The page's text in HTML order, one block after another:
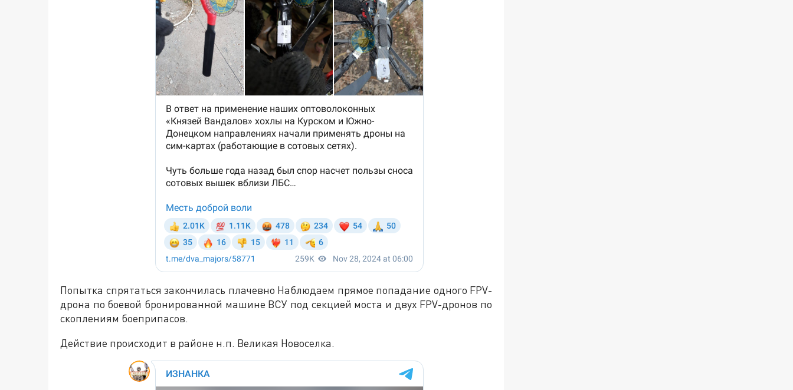
Попытка спрятаться закончилась плачевно Наблюдаем прямое попадание одного FPV-
дрона по боевой бронированной машине ВСУ под секцией моста и двух FPV-дронов по
скоплениям боеприпасов.
Действие происходит в районе н.п. Великая Новоселка.